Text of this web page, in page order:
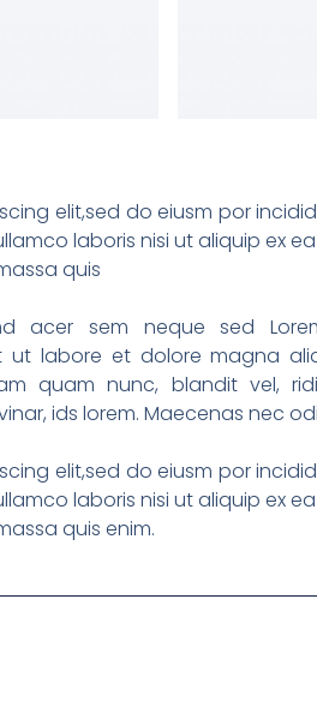
elit,sed do eiusm por
laboris nisi ut aliquip ex
quis
acer sem neque sed
labore et dolore magna
quam nunc, blandit vel,
ids lorem. Maecenas nec
elit,sed do eiusm por
laboris nisi ut aliquip ex
quis enim.